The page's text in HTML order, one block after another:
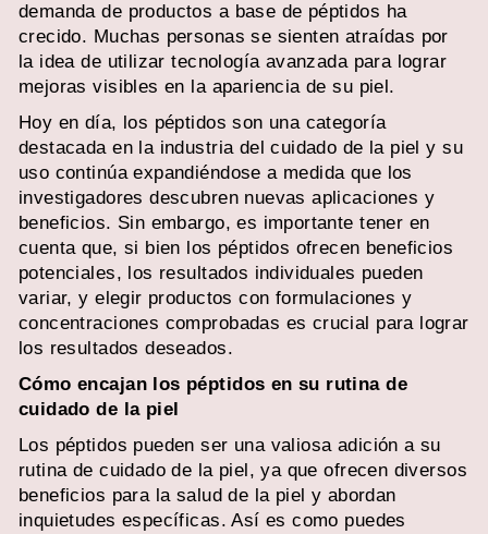
demanda de productos a base de péptidos ha
crecido. Muchas personas se sienten atraídas por
la idea de utilizar tecnología avanzada para lograr
mejoras visibles en la apariencia de su piel.
Hoy en día, los péptidos son una categoría
destacada en la industria del cuidado de la piel y su
uso continúa expandiéndose a medida que los
investigadores descubren nuevas aplicaciones y
beneficios. Sin embargo, es importante tener en
cuenta que, si bien los péptidos ofrecen beneficios
potenciales, los resultados individuales pueden
variar, y elegir productos con formulaciones y
concentraciones comprobadas es crucial para lograr
los resultados deseados.
Cómo encajan los péptidos en su rutina de
cuidado de la piel
Los péptidos pueden ser una valiosa adición a su
rutina de cuidado de la piel, ya que ofrecen diversos
beneficios para la salud de la piel y abordan
inquietudes específicas. Así es como puedes